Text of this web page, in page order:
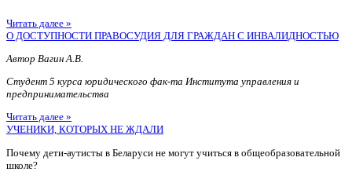
Читать далее »
О ДОСТУПНОСТИ ПРАВОСУДИЯ ДЛЯ ГРАЖДАН С ИНВАЛИДНОСТЬЮ
Автор Вагин А.В.
Студент 5 курса юридического фак-та Института управления и
предпринимательства
Читать далее »
УЧЕНИКИ, КОТОРЫХ НЕ ЖДАЛИ
Почему дети-аутисты в Беларуси не могут учиться в общеобразовательной
школе?